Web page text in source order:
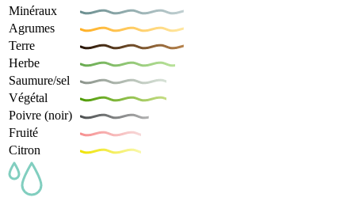
Minéraux
Agrumes
Terre
Herbe
Saumure/sel
Végétal
Poivre (noir)
Fruité
Citron